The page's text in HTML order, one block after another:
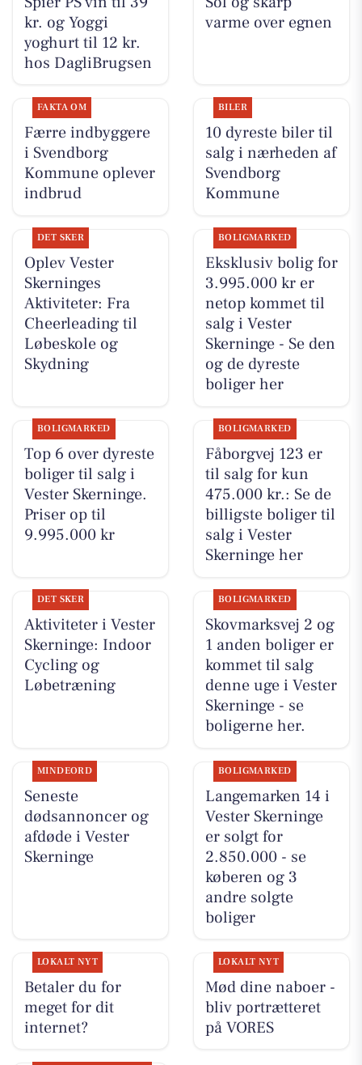
kr. og Yoggi
yoghurt til 12 kr.
hos DagliBrugsen
varme over egnen
FAKTA OM
Færre indbyggere
i Svendborg
Kommune oplever
indbrud
BILER
10 dyreste biler til
salg i nærheden af
Svendborg
Kommune
DET SKER
Oplev Vester
Skerninges
Aktiviteter: Fra
Cheerleading til
Løbeskole og
Skydning
BOLIGMARKED
Eksklusiv bolig for
3.995.000 kr er
netop kommet til
salg i Vester
Skerninge - Se den
og de dyreste
boliger her
BOLIGMARKED
Top 6 over dyreste
boliger til salg i
Vester Skerninge.
Priser op til
9.995.000 kr
BOLIGMARKED
Fåborgvej 123 er
til salg for kun
475.000 kr.: Se de
billigste boliger til
salg i Vester
Skerninge her
DET SKER
Aktiviteter i Vester
Skerninge: Indoor
Cycling og
Løbetræning
BOLIGMARKED
Skovmarksvej 2 og
1 anden boliger er
kommet til salg
denne uge i Vester
Skerninge - se
boligerne her.
MINDEORD
Seneste
dødsannoncer og
afdøde i Vester
Skerninge
BOLIGMARKED
Langemarken 14 i
Vester Skerninge
er solgt for
2.850.000 - se
køberen og 3
andre solgte
boliger
LOKALT NYT
Betaler du for
meget for dit
internet?
LOKALT NYT
Mød dine naboer -
bliv portrætteret
på VORES